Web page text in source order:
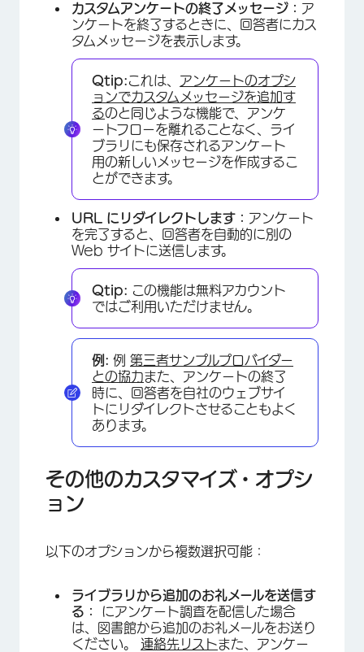
×
×
カスタムアンケートの終了メッセージ： ア
ンケートを終了するときに、回答者にカス
タムメッセージを表示します。
Qtip:これは、 アンケートのオプシ
ョンでカスタムメッセージを追加す
るのと同じような機能で、アンケ
ートフローを離れることなく、ライ
ブラリにも保存されるアンケート
用の新しいメッセージを作成するこ
とができます。
URL にリダイレクトします： アンケート
を完了すると、回答者を自動的に別の
Web サイトに送信します。
Qtip: この機能は無料アカウント
ではご利用いただけません。
例: 例 第三者サンプルプロバイダー
との協力また、アンケートの終了
時に、回答者を自社のウェブサイ
トにリダイレクトさせることもよく
あります。
その他のカスタマイズ・オプシ
ョン
以下のオプションから複数選択可能：
ライブラリから追加のお礼メールを送信す
る： にアンケート調査を配信した場合
は、図書館から追加のお礼メールをお送り
ください。 連絡先リストまた、アンケー